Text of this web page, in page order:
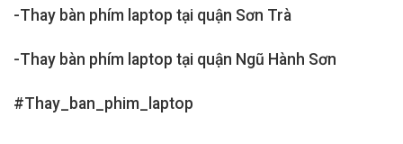
-Thay bàn phím laptop tại quận Sơn Trà
-Thay bàn phím laptop tại quận Ngũ Hành Sơn
#Thay_ban_phim_laptop